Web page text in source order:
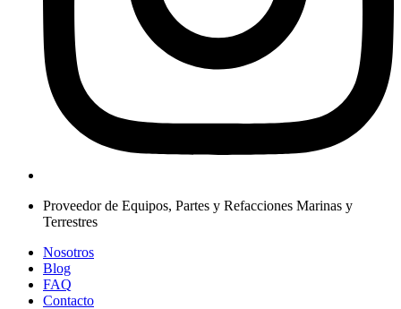
Proveedor de Equipos, Partes y Refacciones Marinas y
Terrestres
Nosotros
Blog
FAQ
Contacto